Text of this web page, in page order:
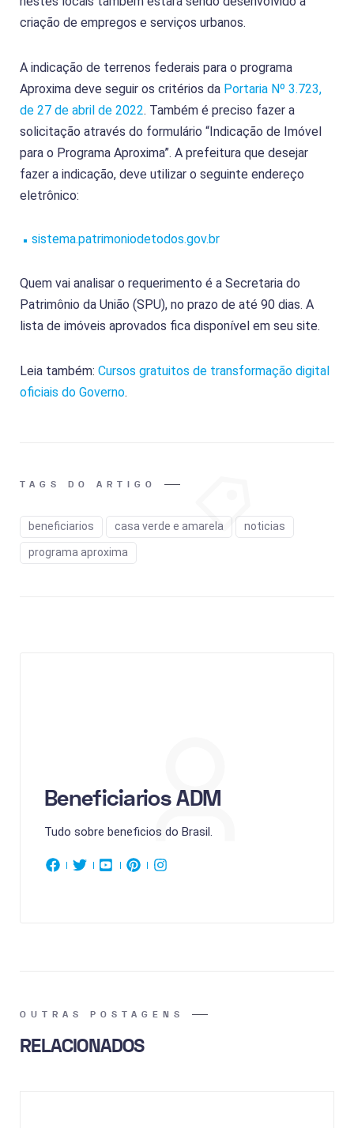
criação de empregos e serviços urbanos.
A indicação de terrenos federais para o programa
Aproxima deve seguir os critérios da Portaria Nº 3.723,
de 27 de abril de 2022. Também é preciso fazer a
solicitação através do formulário “Indicação de Imóvel
para o Programa Aproxima”. A prefeitura que desejar
fazer a indicação, deve utilizar o seguinte endereço
eletrônico:
sistema.patrimoniodetodos.gov.br
Quem vai analisar o requerimento é a Secretaria do
Patrimônio da União (SPU), no prazo de até 90 dias. A
lista de imóveis aprovados fica disponível em seu site.
Leia também: Cursos gratuitos de transformação digital
oficiais do Governo.
TAGS DO ARTIGO
beneficiarios casa verde e amarela noticias
programa aproxima
Beneficiarios ADM
Tudo sobre beneficios do Brasil.
OUTRAS POSTAGENS
RELACIONADOS